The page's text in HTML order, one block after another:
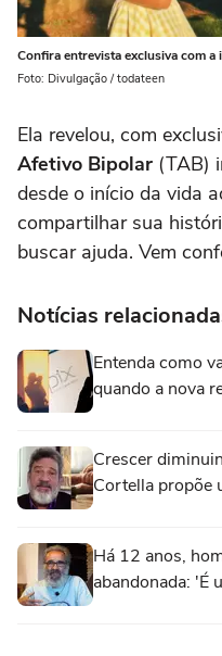
Confira entrevista exclusiva com
Foto: Divulgação / todateen
Ela revelou, com
Afetivo Bipolar (TAB)
desde o início da vida
compartilhar sua
buscar ajuda. Vem
Notícias
Entenda como
quando a nova
Crescer
Cortella propõe
Há 12 anos,
abandonada: 'É